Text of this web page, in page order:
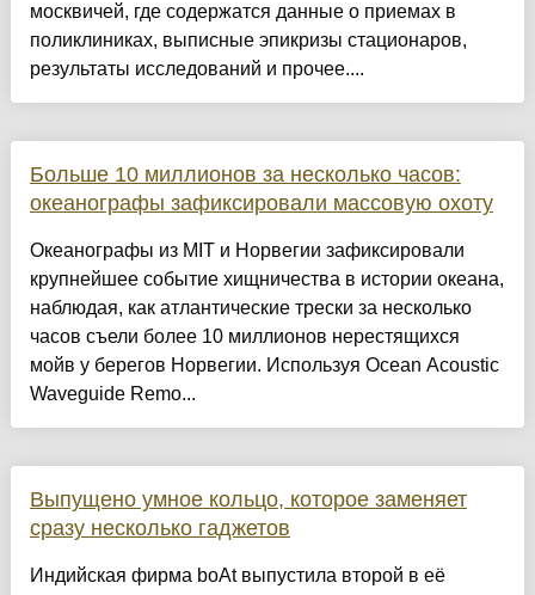
москвичей, где содержатся данные о приемах в
поликлиниках, выписные эпикризы стационаров,
результаты исследований и прочее....
Больше 10 миллионов за несколько часов:
океанографы зафиксировали массовую охоту
Океанографы из MIT и Норвегии зафиксировали
крупнейшее событие хищничества в истории океана,
наблюдая, как атлантические трески за несколько
часов съели более 10 миллионов нерестящихся
мойв у берегов Норвегии. Используя Ocean Acoustic
Waveguide Remo...
Выпущено умное кольцо, которое заменяет
сразу несколько гаджетов
Индийская фирма boAt выпустила второй в её